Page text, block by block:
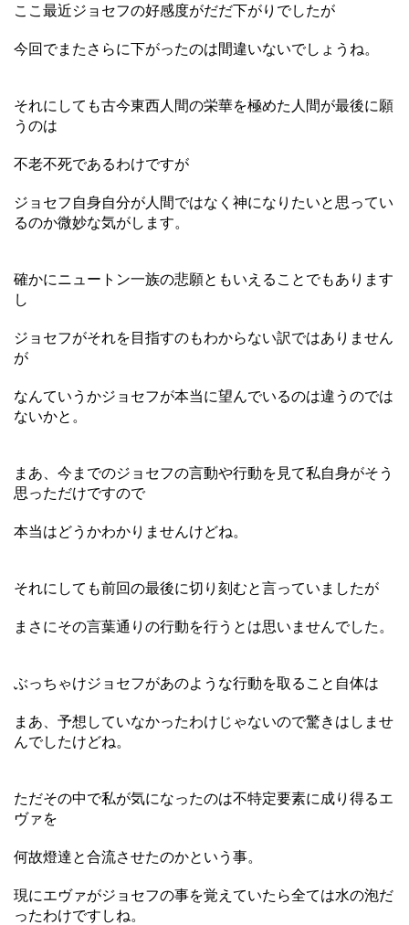
ここ最近ジョセフの好感度がだだ下がりでしたが
今回でまたさらに下がったのは間違いないでしょうね。
それにしても古今東西人間の栄華を極めた人間が最後に願
うのは
不老不死であるわけですが
ジョセフ自身自分が人間ではなく神になりたいと思ってい
るのか微妙な気がします。
確かにニュートン一族の悲願ともいえることでもあります
し
ジョセフがそれを目指すのもわからない訳ではありません
が
なんていうかジョセフが本当に望んでいるのは違うのでは
ないかと。
まあ、今までのジョセフの言動や行動を見て私自身がそう
思っただけですので
本当はどうかわかりませんけどね。
それにしても前回の最後に切り刻むと言っていましたが
まさにその言葉通りの行動を行うとは思いませんでした。
ぶっちゃけジョセフがあのような行動を取ること自体は
まあ、予想していなかったわけじゃないので驚きはしませ
んでしたけどね。
ただその中で私が気になったのは不特定要素に成り得るエ
ヴァを
何故燈達と合流させたのかという事。
現にエヴァがジョセフの事を覚えていたら全ては水の泡だ
ったわけですしね。